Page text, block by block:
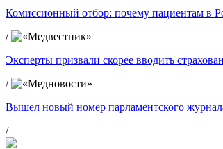
Комиссионный отбор: почему пациентам в
/
Эксперты призвали скорее вводить
/
Вышел новый номер парламентского
/